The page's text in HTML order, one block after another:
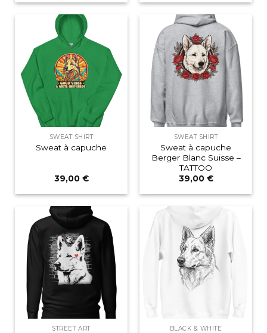
SWEAT SHIRT
Sweat à capuche
39,00 €
SWEAT SHIRT
Sweat à capuche
Berger Blanc Suisse –
TATTOO
39,00 €
STREET ART BLACK & WHITE